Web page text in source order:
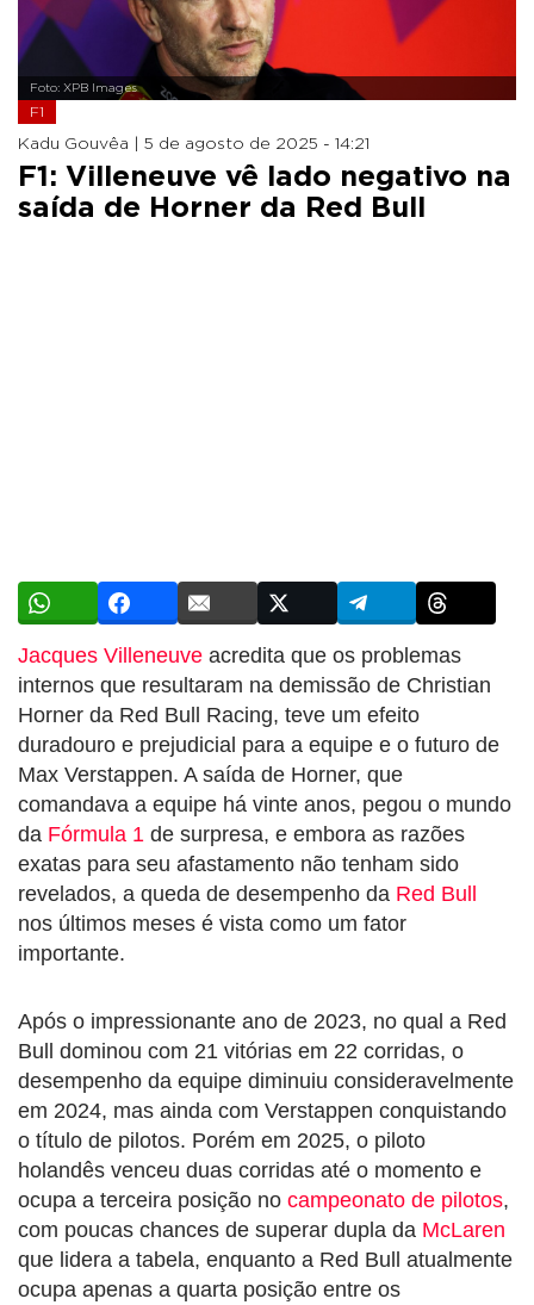
Foto: XPB Images
F1
Kadu Gouvêa | 5 de agosto de 2025 - 14:21
F1: Villeneuve vê lado negativo na
saída de Horner da Red Bull
Jacques Villeneuve acredita que os problemas
internos que resultaram na demissão de Christian
Horner da Red Bull Racing, teve um efeito
duradouro e prejudicial para a equipe e o futuro de
Max Verstappen. A saída de Horner, que
comandava a equipe há vinte anos, pegou o mundo
da Fórmula 1 de surpresa, e embora as razões
exatas para seu afastamento não tenham sido
revelados, a queda de desempenho da Red Bull
nos últimos meses é vista como um fator
importante.
Após o impressionante ano de 2023, no qual a Red
Bull dominou com 21 vitórias em 22 corridas, o
desempenho da equipe diminuiu consideravelmente
em 2024, mas ainda com Verstappen conquistando
o título de pilotos. Porém em 2025, o piloto
holandês venceu duas corridas até o momento e
ocupa a terceira posição no campeonato de pilotos,
com poucas chances de superar dupla da McLaren
que lidera a tabela, enquanto a Red Bull atualmente
ocupa apenas a quarta posição entre os